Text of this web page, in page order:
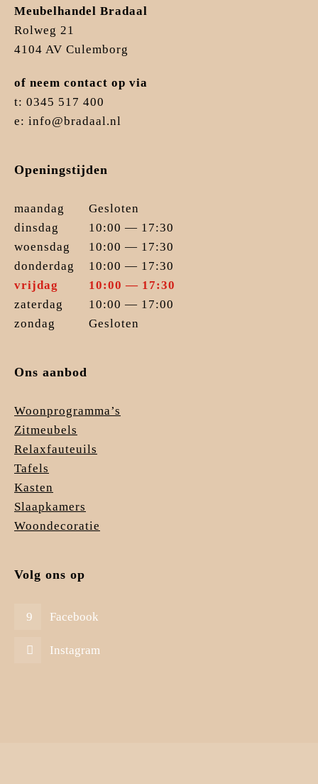
Meubelhandel Bradaal
Rolweg 21
4104 AV Culemborg
of neem contact op via
t: 0345 517 400
e: info@bradaal.nl
Openingstijden
maandag
Gesloten
dinsdag
10:00 — 17:30
woensdag
10:00 — 17:30
donderdag
10:00 — 17:30
vrijdag
10:00 — 17:30
zaterdag
10:00 — 17:00
zondag
Gesloten
Ons aanbod
Woonprogramma’s
Zitmeubels
Relaxfauteuils
Tafels
Kasten
Slaapkamers
Woondecoratie
Volg ons op
Facebook
Instagram